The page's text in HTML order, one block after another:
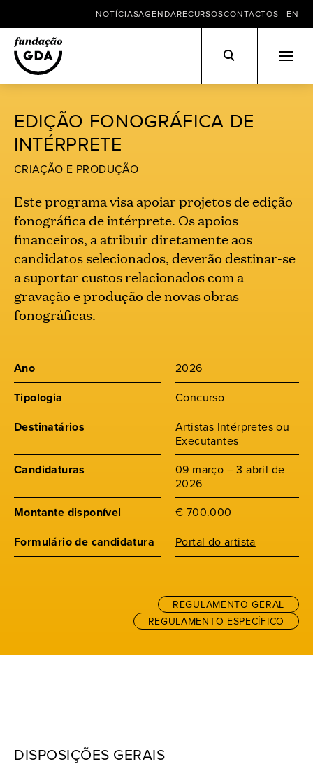
content
NOTÍCIASAGENDARECURSOSCONTACTOS EN
EDIÇÃO FONOGRÁFICA DE
INTÉRPRETE
CRIAÇÃO E PRODUÇÃO
Este programa visa apoiar projetos de edição
fonográfica de intérprete. Os apoios
financeiros, a atribuir diretamente aos
candidatos selecionados, deverão destinar-se
a suportar custos relacionados com a
gravação e produção de novas obras
fonográficas.
REGULAMENTO GERAL
REGULAMENTO ESPECÍFICO
Ano 2026
Tipologia Concurso
Destinatários
Artistas Intérpretes ou
Executantes
Candidaturas
09 março – 3 abril de
2026
Montante disponível € 700.000
Formulário de candidatura Portal do artista
DISPOSIÇÕES GERAIS